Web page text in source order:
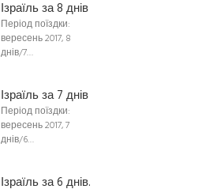
Ізраїль за 8 днів
Період поїздки:
вересень 2017, 8
днів/7…
Ізраїль за 7 днів
Період поїздки:
вересень 2017, 7
днів/6…
Ізраїль за 6 днів.